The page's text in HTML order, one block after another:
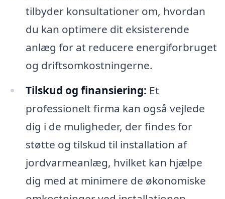
tilbyder konsultationer om, hvordan
du kan optimere dit eksisterende
anlæg for at reducere energiforbruget
og driftsomkostningerne.
Tilskud og finansiering: Et
professionelt firma kan også vejlede
dig i de muligheder, der findes for
støtte og tilskud til installation af
jordvarmeanlæg, hvilket kan hjælpe
dig med at minimere de økonomiske